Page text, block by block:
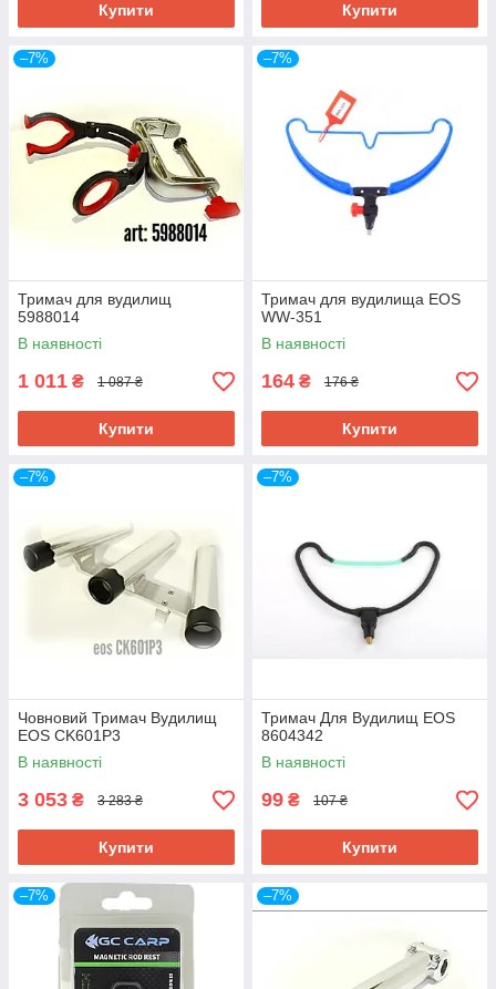
Купити Купити
–7%
Тримач для вудилищ
5988014
В наявності
1 011 ₴ 1 087 ₴
Купити
–7%
Тримач для вудилища EOS
WW-351
В наявності
164 ₴ 176 ₴
Купити
–7%
Човновий Тримач Вудилищ
EOS CK601P3
В наявності
3 053 ₴ 3 283 ₴
Купити
–7%
Тримач Для Вудилищ EOS
8604342
В наявності
99 ₴ 107 ₴
Купити
–7% –7%